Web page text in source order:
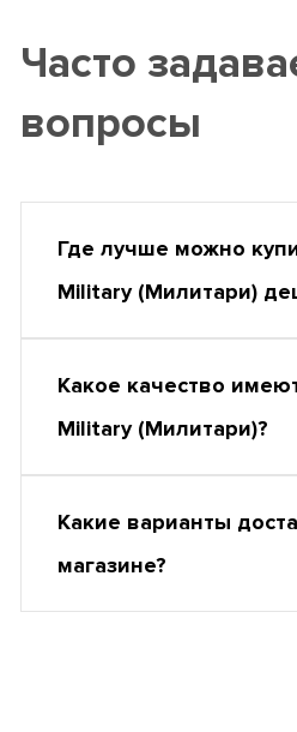
Часто
вопросы
Где лучше можно
Military (Милитари)
Какое качество
Military (Милитари)?
Какие варианты
магазине?